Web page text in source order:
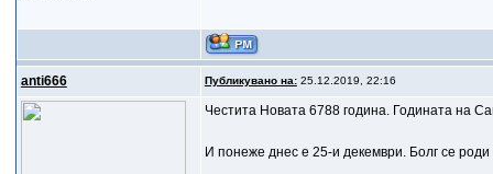
anti666 Публикувано на:25.12.2019, 22:16
Честита Новата 6788 година. Годината на
И понеже днес е 25-и декември. Болг се